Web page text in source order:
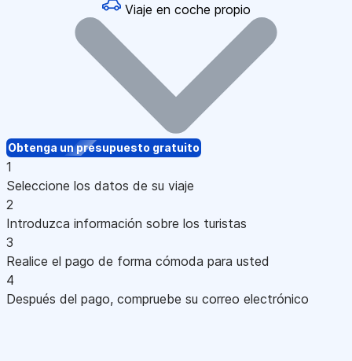
Viaje en coche propio
Obtenga un presupuesto gratuito
1
Seleccione los datos de su viaje
2
Introduzca información sobre los turistas
3
Realice el pago de forma cómoda para usted
4
Después del pago, compruebe su correo electrónico